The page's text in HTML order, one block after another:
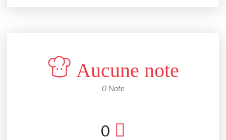
Aucune note
0 Note
0